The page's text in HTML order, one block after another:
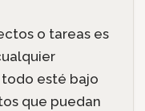
o tareas es
esté bajo
que puedan